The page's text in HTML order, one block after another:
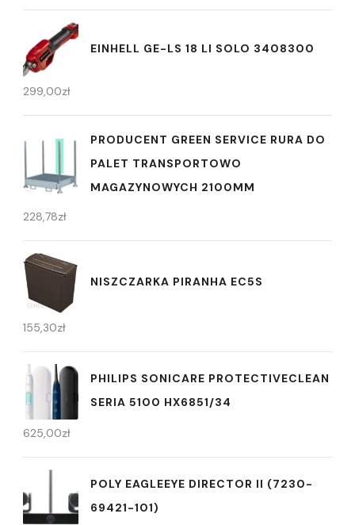
EINHELL GE-LS 18 LI SOLO 3408300
299,00zł
PRODUCENT GREEN SERVICE RURA DO
PALET TRANSPORTOWO
MAGAZYNOWYCH 2100MM
228,78zł
NISZCZARKA PIRANHA EC5S
155,30zł
PHILIPS SONICARE PROTECTIVECLEAN
SERIA 5100 HX6851/34
625,00zł
POLY EAGLEEYE DIRECTOR II (7230-
69421-101)